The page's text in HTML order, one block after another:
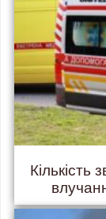
Кількість